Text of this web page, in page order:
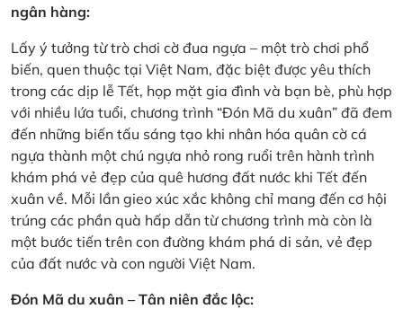
ngân hàng:
Lấy ý tưởng từ trò chơi cờ đua ngựa – một trò chơi phổ
biến, quen thuộc tại Việt Nam, đặc biệt được yêu thích
trong các dịp lễ Tết, họp mặt gia đình và bạn bè, phù hợp
với nhiều lứa tuổi, chương trình “Đón Mã du xuân” đã đem
đến những biến tấu sáng tạo khi nhân hóa quân cờ cá
ngựa thành một chú ngựa nhỏ rong ruổi trên hành trình
khám phá vẻ đẹp của quê hương đất nước khi Tết đến
xuân về. Mỗi lần gieo xúc xắc không chỉ mang đến cơ hội
trúng các phần quà hấp dẫn từ chương trình mà còn là
một bước tiến trên con đường khám phá di sản, vẻ đẹp
của đất nước và con người Việt Nam.
Đón Mã du xuân – Tân niên đắc lộc: